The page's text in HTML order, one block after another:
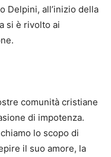
Delpini, all’inizio della
si è rivolto ai
comunità cristiane
di impotenza.
lo scopo di
il suo amore, la